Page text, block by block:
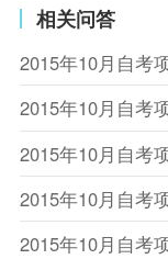
相关问答
2015年10月自考
2015年10月自考
2015年10月自考
2015年10月自考
2015年10月自考